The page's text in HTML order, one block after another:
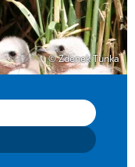
© Zdenek Tunka
© Zdenek Tunka